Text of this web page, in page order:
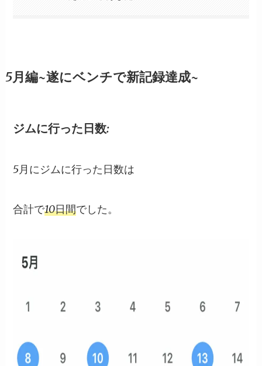
5月編~遂にベンチで新記録達成~
ジムに行った日数:
5月にジムに行った日数は
合計で10日間でした。